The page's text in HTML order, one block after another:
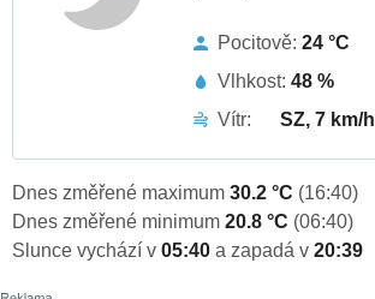
Pocitově: 24 °C
Vlhkost: 48 %
Vítr:
SZ, 7 km/h
Dnes změřené maximum 30.2 °C (16:40)
Dnes změřené minimum 20.8 °C (06:40)
Slunce vychází v 05:40 a zapadá v 20:39